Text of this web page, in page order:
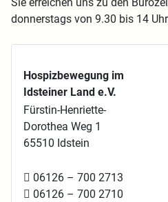
Sie erreichen uns zu den
donnerstags von 9.30 bis 14
Hospizbewegung im
Idsteiner Land e.V.
Fürstin-Henriette-
Dorothea Weg 1
65510 Idstein
06126 – 700 2713
06126 – 700 2710